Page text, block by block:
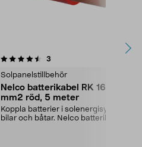
3
Solpanelstillbehör
Nelco batterikabel RK 16
mm2 röd, 5 meter
Koppla batterier i solenergisystem,
bilar och båtar. Nelco batterikabel
4.5 av 5 stjärnor